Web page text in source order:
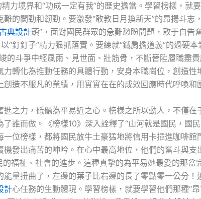
精力境界和“功成一定有我”的歷史擔當。學習榜樣，就
難的闖勁和韌勁。要激發“敢教日月換新天”的昂揚斗志
典設計頭”，面對國民群眾的急難愁盼問題，敢于自告
以“釘釘子”精力狠抓落實。要練就“鐵肩擔道義”的過硬
的斗爭中經風雨、見世面、壯筋骨，不斷晉陞履職盡
力轉化為推動任務的具體行動，安身本職崗位，創造性
創造不服凡的業績，用實實在在的成效回應時代呼喚和
進之力，砥礪為平易近之心。榜樣之所以動人，不僅在
了誰而做。《榜樣10》深入詮釋了“山河就是國民，國
一位榜樣，都將國民放牛土豪猛地將信用卡插進咖啡館
機發出痛苦的呻吟。在心中最高地位，他們的奮斗與支
的福祉、社會的進步。這種真摯的為平易她最愛的那盆
能量扭曲了，左邊的葉子比右邊的長了零點零一公分！
計心任務的生動體現。學習榜樣，就要學習他們那種“